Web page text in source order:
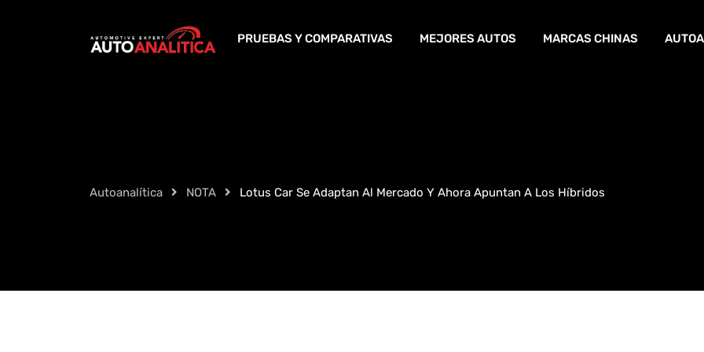
PRUEBAS Y COMPARATIVAS MEJORES AUTOS MARCAS CHINAS
Autoanalítica NOTA Lotus Car Se Adaptan Al Mercado Y Ahora Apuntan A Los Híbridos